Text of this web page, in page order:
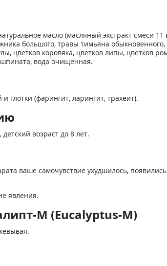
масло (масляный экстракт смеси
большого, травы тимьяна
цветков коровяка, цветков липы, цветков
шпината, вода очищенная.
глотки (фарингит, ларингит, трахеит).
возраст до 8 лет.
ваше самочувствие ухудшилось,
явления.
М (Eucalyptus-M)